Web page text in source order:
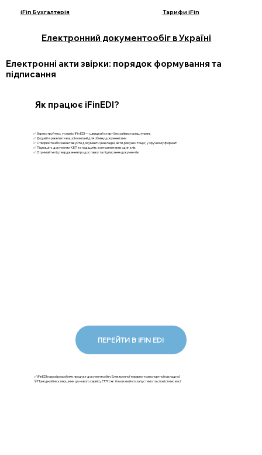
iFin Бухгалтерія Тарифи iFin
Електронний документообіг в Україні
Електронні акти звірки: порядок формування та
підписання
✅ Зареєструйтесь у сервісі iFin EDI — швидкий старт без зайвих налаштувань
✅ Додайте реквізити вашої компанії для обміну документами
✅ Створюйте або завантажуйте документи (накладні, акти, рахунки тощо) у зручному форматі
✅ Підпишіть документи КЕП та надішліть контрагентам в один клік
✅ Отримайте підтвердження про доставку та підписання документів
Як працює iFinEDI?
ПЕРЕЙТИ В IFIN EDI
✅ iFinEDI наразі розробляє продукт документообігу Електронної товарно-транспортної накладної.
💡Приєднуйтесь першими до нового сервісу ЕТТН: як тільки ми його запустимо та сповістимо вас!